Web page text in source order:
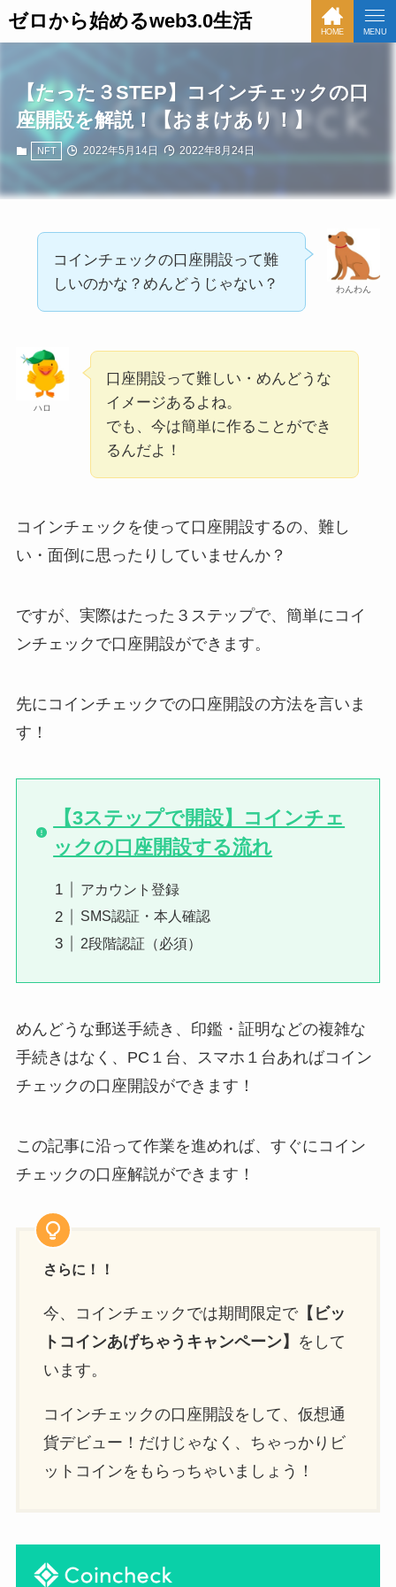
ゼロから始めるweb3.0生活 HOME MENU
【たった３STEP】コインチェックの口
座開設を解説！【おまけあり！】
NFT 2022年5月14日 2022年8月24日
わんわん
コインチェックの口座開設って難
しいのかな？めんどうじゃない？
ハロ
口座開設って難しい・めんどうな
イメージあるよね。
でも、今は簡単に作ることができ
るんだよ！
コインチェックを使って口座開設するの、難し
い・面倒に思ったりしていませんか？
ですが、実際はたった３ステップで、簡単にコイ
ンチェックで口座開設ができます。
先にコインチェックでの口座開設の方法を言いま
す！
【3ステップで開設】コインチェ
ックの口座開設する流れ
アカウント登録
SMS認証・本人確認
2段階認証（必須）
めんどうな郵送手続き、印鑑・証明などの複雑な
手続きはなく、PC１台、スマホ１台あればコイン
チェックの口座開設ができます！
この記事に沿って作業を進めれば、すぐにコイン
チェックの口座解説ができます！
さらに！！
今、コインチェックでは期間限定で【ビッ
トコインあげちゃうキャンペーン】
をして
います。
コインチェックの口座開設をして、仮想通
貨デビュー！だけじゃなく、ちゃっかりビ
ットコインをもらっちゃいましょう！